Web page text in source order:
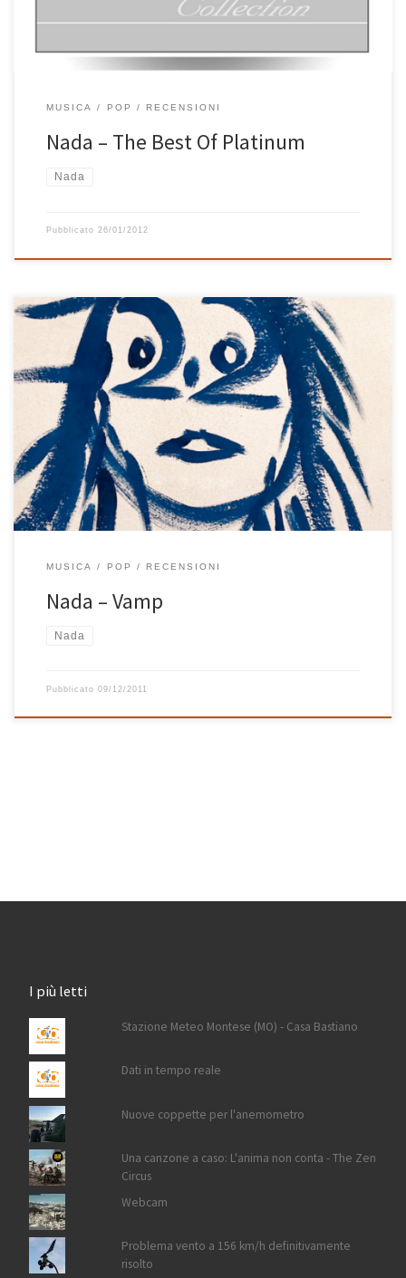
MUSICA POP RECENSIONI
Nada – The Best Of Platinum
Nada
Pubblicato 26/01/2012
Una cosa è certa: Vamp è un gran bel disco e Nada un’artista
eccezionale. Registrare un disco così (negli studi Abbey Road di
Londra) alla soglia dei sessant’anni è qualcosa di eccezionale e
meraviglioso. L’artista livornese, sempre attenta a suoni e parole,
canta dieci canzoni originali mai banali prodotte dal bravo […]
MUSICA POP RECENSIONI
Nada – Vamp
Nada
Pubblicato 09/12/2011
I più letti
Stazione Meteo Montese (MO) - Casa Bastiano
Dati in tempo reale
Nuove coppette per l'anemometro
Una canzone a caso: L'anima non conta - The Zen
Circus
Webcam
Problema vento a 156 km/h definitivamente
risolto